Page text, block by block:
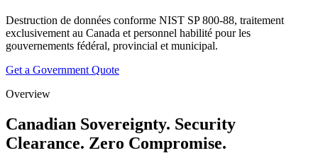
Destruction de données conforme NIST SP 800-88, traitement
exclusivement au Canada et personnel habilité pour les
gouvernements fédéral, provincial et municipal.
Get a Government Quote
Overview
Canadian Sovereignty. Security
Clearance. Zero Compromise.